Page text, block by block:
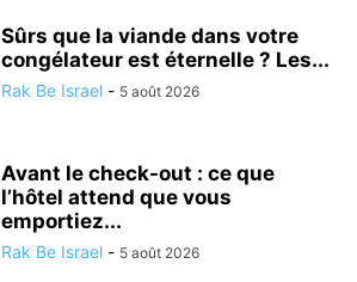
Sûrs que la viande dans votre
congélateur est éternelle ? Les...
Rak Be Israel - 5 août 2026
Avant le check-out : ce que
l’hôtel attend que vous
emportiez...
Rak Be Israel - 5 août 2026